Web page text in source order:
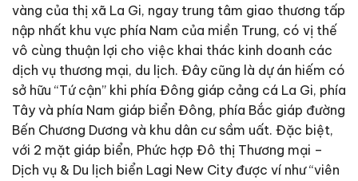
vàng của thị xã La Gi, ngay trung tâm giao thương tấp
nập nhất khu vực phía Nam của miền Trung, có vị thế
vô cùng thuận lợi cho việc khai thác kinh doanh các
dịch vụ thương mại, du lịch. Đây cũng là dự án hiếm có
sở hữu “Tứ cận” khi phía Đông giáp cảng cá La Gi, phía
Tây và phía Nam giáp biển Đông, phía Bắc giáp đường
Bến Chương Dương và khu dân cư sầm uất. Đặc biệt,
với 2 mặt giáp biển, Phức hợp Đô thị Thương mại –
Dịch vụ & Du lịch biển Lagi New City được ví như “viên